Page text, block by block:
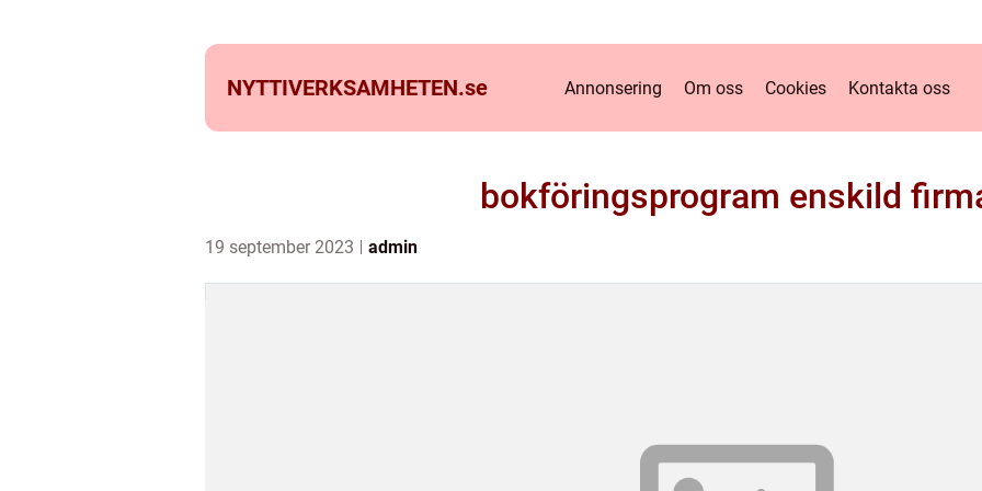
NYTTIVERKSAMHETEN.se Annonsering Om oss Cookies Kontakta oss
bokföringsprogram enskild
19 september 2023 admin